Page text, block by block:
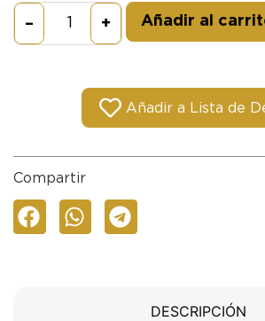
– + Añadir al
Añadir a Lista de
Compartir
DESCRIPCIÓN